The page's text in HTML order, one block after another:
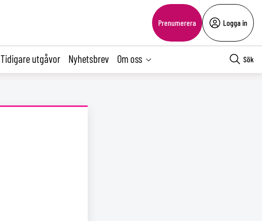
Prenumerera Logga in
Tidigare utgåvor Nyhetsbrev Om oss Sök